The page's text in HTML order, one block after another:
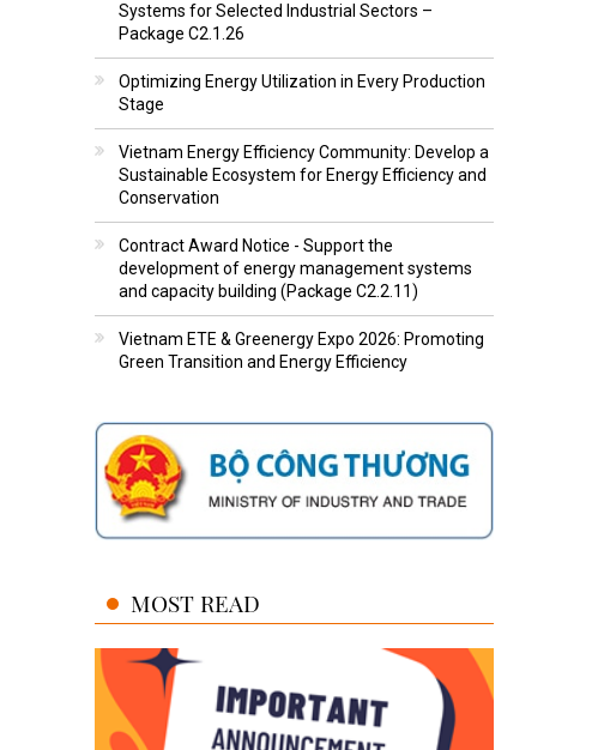
Systems for Selected Industrial Sectors –
Package C2.1.26
Optimizing Energy Utilization in Every Production
Stage
Vietnam Energy Efficiency Community: Develop a
Sustainable Ecosystem for Energy Efficiency and
Conservation
Contract Award Notice - Support the
development of energy management systems
and capacity building (Package C2.2.11)
Vietnam ETE & Greenergy Expo 2026: Promoting
Green Transition and Energy Efficiency
MOST READ